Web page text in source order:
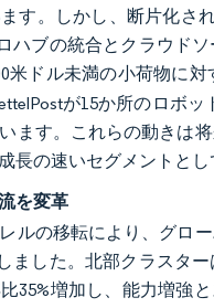
す。しかし、断片化さ
ハブの統合とクラウド
米ドル未満の小荷物に
が15か所のロボ
ます。これらの動きは
長の速いセグメントとし
を変革
ルの移転により、グロ
ました。北部クラスタ
35%増加し、能力増強